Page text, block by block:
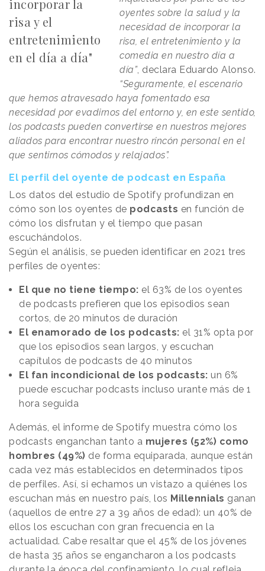
incorporar la
risa y el
entretenimiento
en el día a día"
oyentes sobre la salud y la
necesidad de incorporar la
risa, el entretenimiento y la
comedia en nuestro día a
día”, declara Eduardo Alonso.
“Seguramente, el escenario
que hemos atravesado haya fomentado esa
necesidad por evadirnos del entorno y, en este sentido,
los podcasts pueden convertirse en nuestros mejores
aliados para encontrar nuestro rincón personal en el
que sentirnos cómodos y relajados”.
El perfil del oyente de podcast en España
Los datos del estudio de Spotify profundizan en
cómo son los oyentes de podcasts en función de
cómo los disfrutan y el tiempo que pasan
escuchándolos.
Según el análisis, se pueden identificar en 2021 tres
perfiles de oyentes:
El que no tiene tiempo: el 63% de los oyentes
de podcasts prefieren que los episodios sean
cortos, de 20 minutos de duración
El enamorado de los podcasts: el 31% opta por
que los episodios sean largos, y escuchan
capítulos de podcasts de 40 minutos
El fan incondicional de los podcasts: un 6%
puede escuchar podcasts incluso urante más de 1
hora seguida
Además, el informe de Spotify muestra cómo los
podcasts enganchan tanto a mujeres (52%) como
hombres (49%) de forma equiparada, aunque están
cada vez más establecidos en determinados tipos
de perfiles. Así, si echamos un vistazo a quiénes los
escuchan más en nuestro país, los Millennials ganan
(aquellos de entre 27 a 39 años de edad): un 40% de
ellos los escuchan con gran frecuencia en la
actualidad. Cabe resaltar que el 45% de los jóvenes
de hasta 35 años se engancharon a los podcasts